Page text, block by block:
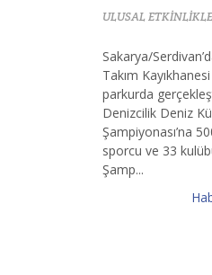
ULUSAL
Sakarya/
Takım
parkurda
Denizcilik Deniz
Şampiyonası’na
sporcu ve 33
Şamp...